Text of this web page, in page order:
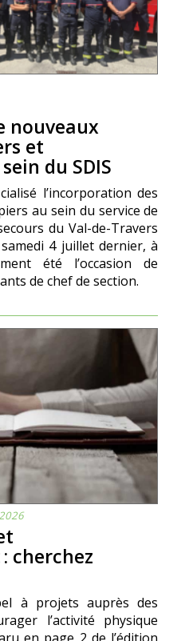
nouveaux
et
du SDIS
l’incorporation des
au sein du service de
du Val-de-Travers
4 juillet dernier, à
été l’occasion de
de chef de section.
cherchez
à projets auprès des
l’activité physique